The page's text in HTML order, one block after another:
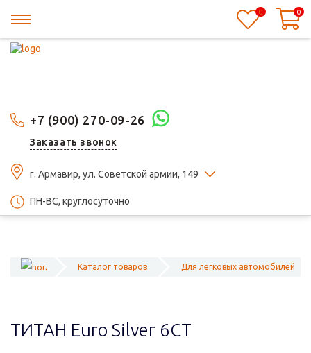
+7 (900) 270-09-26
Заказать звонок
г. Армавир, ул. Советской армии, 149
ПН-ВС, круглосуточно
0 0
Каталог товаров Для легковых автомобилей
ТИТАН Euro Silver 6СТ